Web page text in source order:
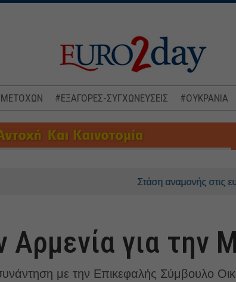
ΜΕΤΟΧΩΝ #ΕΞΑΓΟΡΕΣ-ΣΥΓΧΩΝΕΥΣΕΙΣ #ΟΥΚΡΑΝΙΑ
Στάση αναμονής στις
Αρμενία για την
με την Επικεφαλής Σύμβουλο